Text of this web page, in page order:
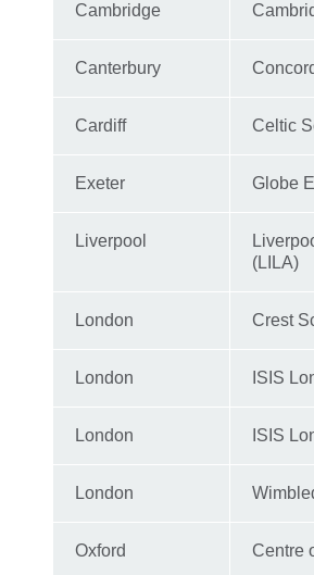
Cambridge
Canterbury
Cardiff Celtic
Exeter Globe
Liverpool
(LILA)
London Crest
London ISIS
London ISIS
London
Oxford Centre